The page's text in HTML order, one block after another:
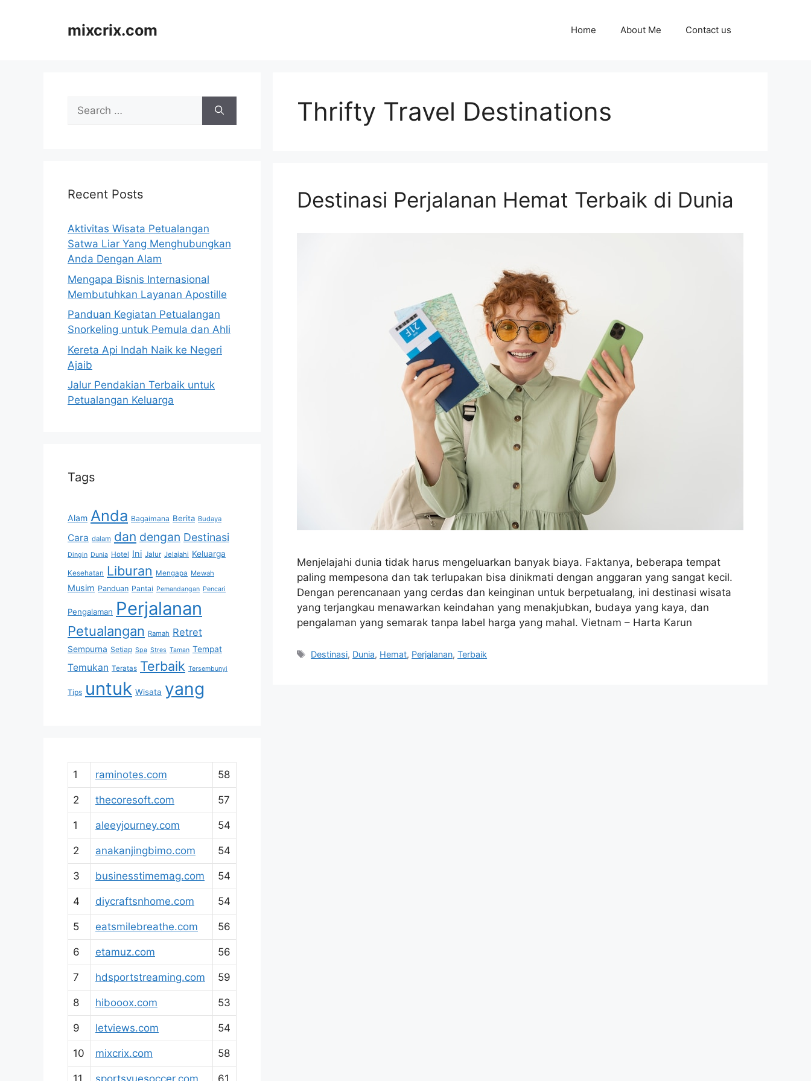
mixcrix.com Home About Me Contact us
Thrifty Travel Destinations
Destinasi Perjalanan Hemat Terbaik di Dunia
Menjelajahi dunia tidak harus mengeluarkan banyak biaya. Faktanya, beberapa tempat
paling mempesona dan tak terlupakan bisa dinikmati dengan anggaran yang sangat kecil.
Dengan perencanaan yang cerdas dan keinginan untuk berpetualang, ini destinasi wisata
yang terjangkau menawarkan keindahan yang menakjubkan, budaya yang kaya, dan
pengalaman yang semarak tanpa label harga yang mahal. Vietnam – Harta Karun
Tags
Destinasi, Dunia, Hemat, Perjalanan,Terbaik
Search
for:
Recent Posts
Aktivitas Wisata Petualangan
Satwa Liar Yang Menghubungkan
Anda Dengan Alam
Mengapa Bisnis Internasional
Membutuhkan Layanan Apostille
Panduan Kegiatan Petualangan
Snorkeling untuk Pemula dan Ahli
Kereta Api Indah Naik ke Negeri
Ajaib
Jalur Pendakian Terbaik untuk
Petualangan Keluarga
Tags
Alam Anda Bagaimana Berita Budaya
Cara dalam dan dengan Destinasi
Dingin Dunia Hotel Ini Jalur Jelajahi Keluarga
Kesehatan Liburan Mengapa Mewah
Musim Panduan Pantai Pemandangan Pencari
Pengalaman Perjalanan
Petualangan Ramah Retret
Sempurna Setiap Spa Stres Taman Tempat
Temukan Teratas Terbaik Tersembunyi
Tips untuk Wisata yang
1 raminotes.com 58
2 thecoresoft.com 57
1 aleeyjourney.com 54
2 anakanjingbimo.com 54
3 businesstimemag.com 54
4 diycraftsnhome.com 54
5 eatsmilebreathe.com 56
6 etamuz.com 56
7 hdsportstreaming.com 59
8 hibooox.com 53
9 letviews.com 54
10 mixcrix.com 58
11 sportsvuesoccer.com 61